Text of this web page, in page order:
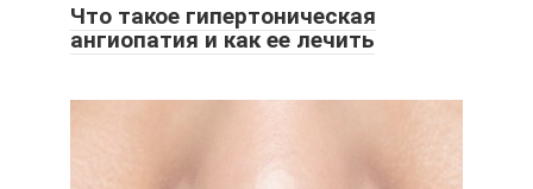
Что такое гипертоническая
ангиопатия и как ее лечить